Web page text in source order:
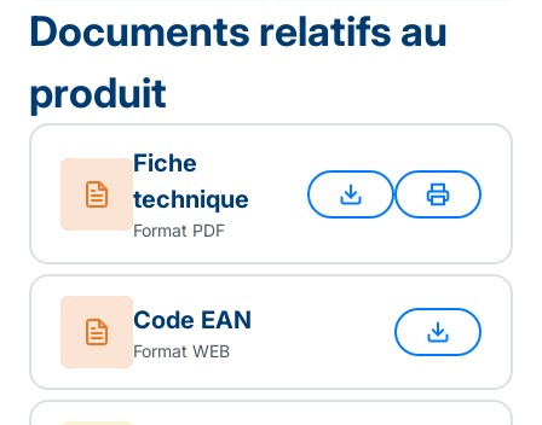
Documents relatifs au
produit
Fiche
technique
Format PDF
Code EAN
Format WEB